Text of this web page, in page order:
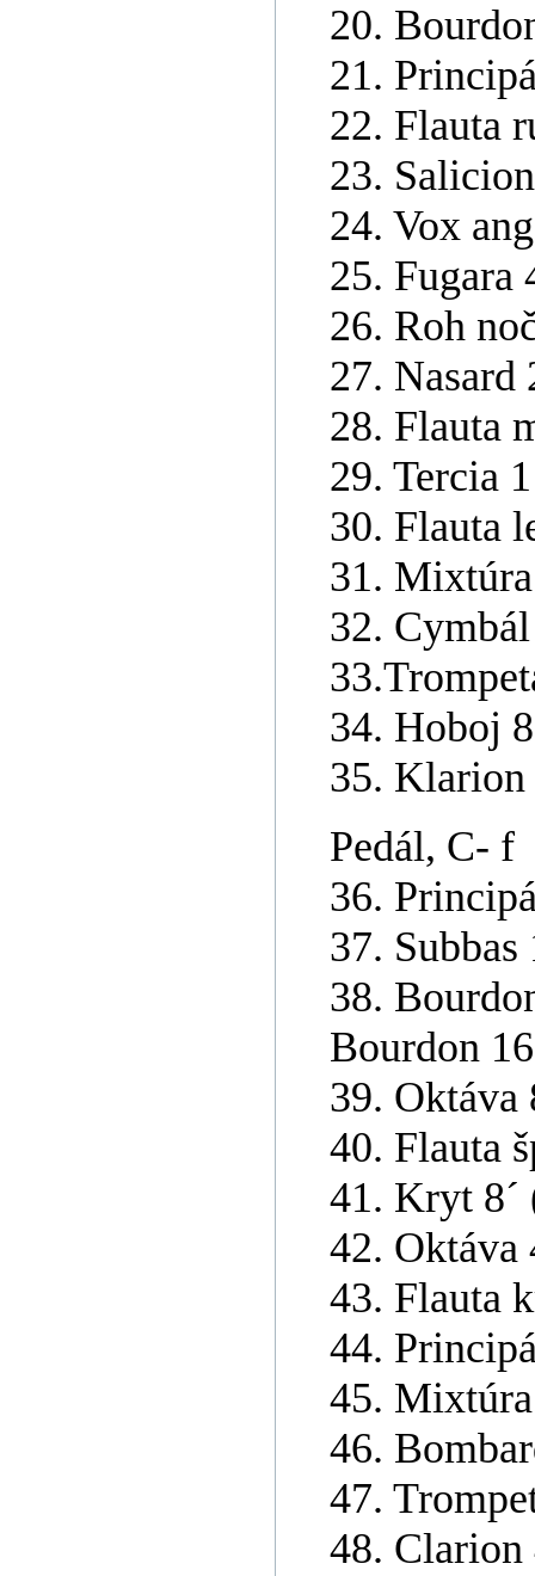
20.
21.
22. Flauta
23.
24. Vox
25. Fugara
26. Roh
27. Nasard
28. Flauta
29. Tercia
30. Flauta
31.
32.
34. Hoboj
35. Klarion
Pedál, C- f
36.
37. Subbas
38.
Bourdon
39. Oktáva
40. Flauta
41. Kryt 8´
42. Oktáva
43. Flauta
44.
45.
46.
47.
48. Clarion